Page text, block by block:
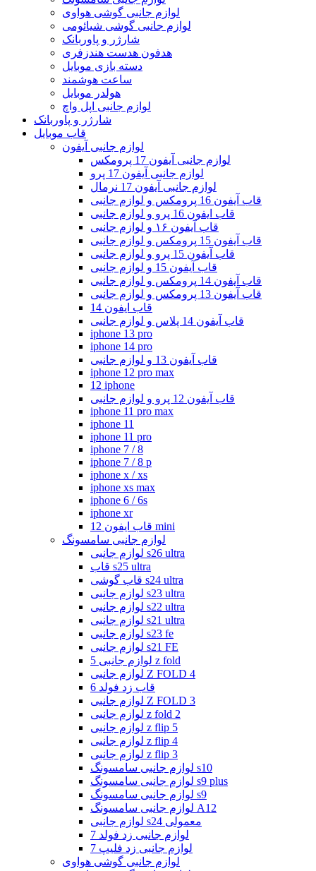
لوازم جانبی گوشی هواوی
لوازم جانبی گوشی شیائومی
شارژر و پاوربانک
هدفون هدست هندزفری
دسته بازی موبایل
ساعت هوشمند
هولدر موبایل
لوازم جانبی اپل واچ
شارژر و پاوربانک
قاب موبایل
لوازم جانبی آیفون
لوازم جانبی آیفون 17 پرومکس
لوازم جانبی آیفون 17 پرو
لوازم جانبی آیفون 17 نرمال
قاب آیفون 16 پرومکس و لوازم جانبی
قاب ایفون 16 پرو و لوازم جانبی
قاب آیفون ۱۶ و لوازم جانبی
قاب آیفون 15 پرومکس و لوازم جانبی
قاب آیفون 15 پرو و لوازم جانبی
قاب آیفون 15 و لوازم جانبی
قاب آیفون 14 پرومکس و لوازم جانبی
قاب آیفون 13 پرومکس و لوازم جانبی
قاب ایفون 14
قاب آیفون 14 پلاس و لوازم جانبی
iphone 13 pro
iphone 14 pro
قاب آیفون 13 و لوازم جانبی
iphone 12 pro max
12 iphone
قاب آیفون 12 پرو و لوازم جانبی
iphone 11 pro max
iphone 11
iphone 11 pro
iphone 7 / 8
iphone 7 / 8 p
iphone x / xs
iphone xs max
iphone 6 / 6s
iphone xr
قاب ایفون 12 mini
لوازم جانبی سامسونگ
لوازم جانبی s26 ultra
قاب s25 ultra
قاب گوشی s24 ultra
لوازم جانبی s23 ultra
لوازم جانبی s22 ultra
لوازم جانبی s21 ultra
لوازم جانبی s23 fe
لوازم جانبی s21 FE
لوازم جانبی 5 z fold
لوازم جانبی Z FOLD 4
قاب زد فولد 6
لوازم جانبی Z FOLD 3
لوازم جانبی z fold 2
لوازم جانبی z flip 5
لوازم جانبی z flip 4
لوازم جانبی z flip 3
لوازم جانبی سامسونگ s10
لوازم جانبی سامسونگ s9 plus
لوازم جانبی سامسونگ s9
لوازم جانبی سامسونگ A12
لوازم جانبی s24 معمولی
لوازم جانبی زد فولد 7
لوازم جانبی زد فلیپ 7
لوازم جانبی گوشی هواوی